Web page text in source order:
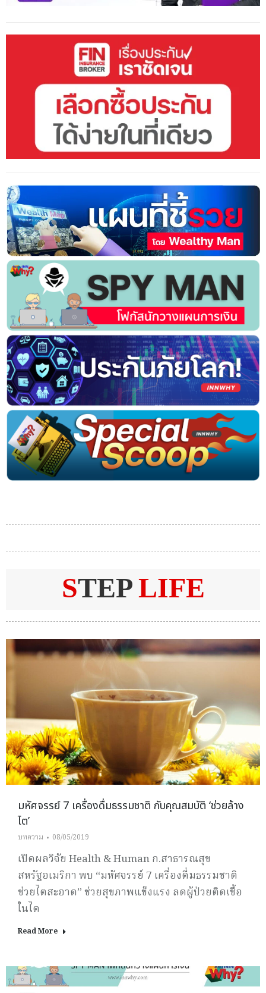
STEP LIFE
มหัศจรรย์ 7 เครื่องดื่มธรรมชาติ กับคุณสมบัติ ‘ช่วยล้าง
ไต’
บทความ 08/05/2019
เปิดผลวิจัย Health & Human ก.สาธารณสุข
สหรัฐอเมริกา พบ “มหัศจรรย์ 7 เครื่องดื่มธรรมชาติ
ช่วยไตสะอาด” ช่วยสุขภาพแข็งแรง ลดผู้ป่วยติดเชื้อ
ในไต
Read More